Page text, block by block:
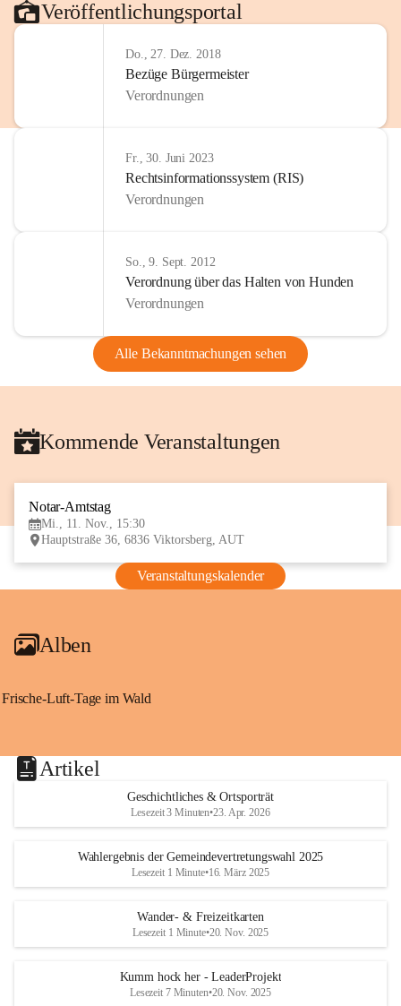
Veröffentlichungsportal
Do., 27. Dez. 2018
Bezüge Bürgermeister
Verordnungen
Fr., 30. Juni 2023
Rechtsinformationssystem (RIS)
Verordnungen
So., 9. Sept. 2012
Verordnung über das Halten von Hunden
Verordnungen
Alle Bekanntmachungen sehen
Kommende Veranstaltungen
Notar-Amtstag
Mi., 11. Nov., 15:30
Hauptstraße 36, 6836 Viktorsberg, AUT
Veranstaltungskalender
Alben
Frische-Luft-Tage im Wald
Artikel
Geschichtliches & Ortsporträt
Lesezeit 3 Minuten•23. Apr. 2026
Wahlergebnis der Gemeindevertretungswahl 2025
Lesezeit 1 Minute•16. März 2025
Wander- & Freizeitkarten
Lesezeit 1 Minute•20. Nov. 2025
Kumm hock her - LeaderProjekt
Lesezeit 7 Minuten•20. Nov. 2025